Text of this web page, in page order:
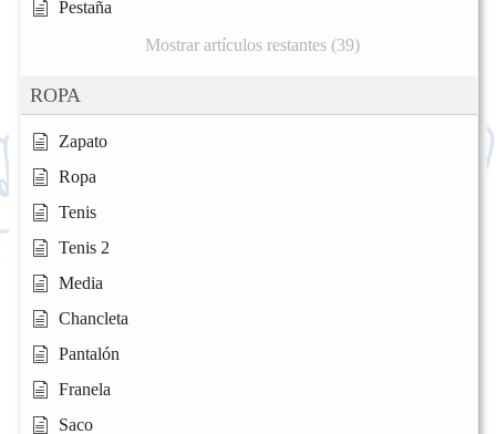
Pestaña
Mostrar artículos restantes (39)
ROPA
Zapato
Ropa
Tenis
Tenis 2
Media
Chancleta
Pantalón
Franela
Saco